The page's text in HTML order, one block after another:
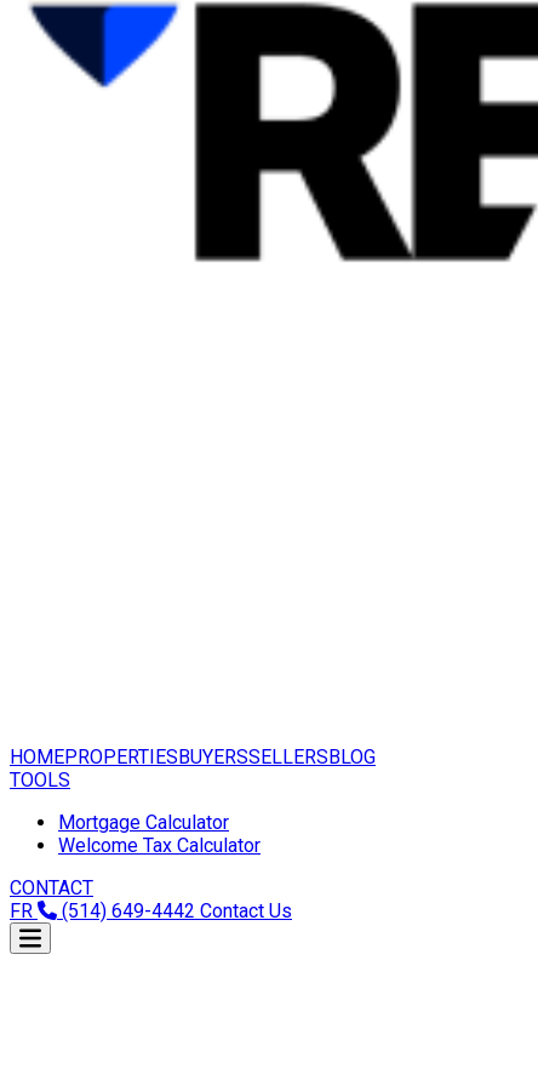
HOMEPROPERTIESBUYERSSELLERSBLOG
TOOLS
Mortgage Calculator
Welcome Tax Calculator
CONTACT
FR
(514) 649-4442 Contact Us